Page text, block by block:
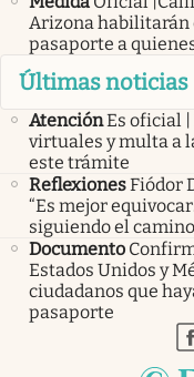
Arizona habilitarán
pasaporte a
Últimas noticias
AtenciónEs oficial
virtuales y multa a
este trámite
ReflexionesFiódor
“Es mejor
siguiendo el
Documento
Estados Unidos y
ciudadanos que
pasaporte